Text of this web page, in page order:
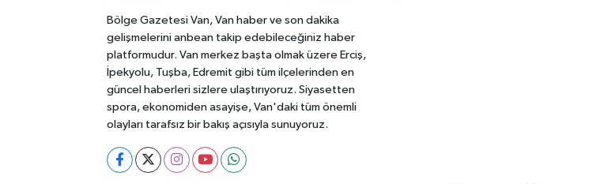
Bölge Gazetesi Van, Van haber ve son dakika
gelişmelerini anbean takip edebileceğiniz haber
platformudur. Van merkez başta olmak üzere Erciş,
İpekyolu, Tuşba, Edremit gibi tüm ilçelerinden en
güncel haberleri sizlere ulaştırıyoruz. Siyasetten
spora, ekonomiden asayişe, Van'daki tüm önemli
olayları tarafsız bir bakış açısıyla sunuyoruz.